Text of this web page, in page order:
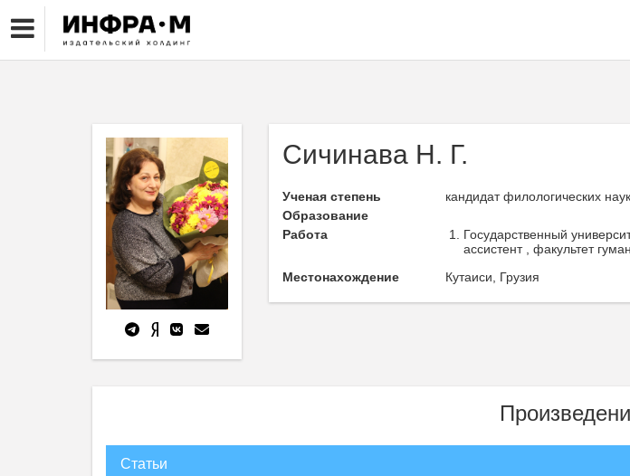
Сичинава Н. Г.
Ученая степень
кандидат филологических
Образование
Работа
Государственный
ассистент , факультет
Местонахождение
Кутаиси, Грузия
Статьи